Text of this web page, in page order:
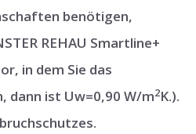
benötigen,
REHAU Smartline+
in dem Sie das
dann ist Uw=0,90 W/m2K.).